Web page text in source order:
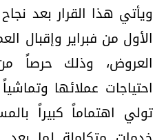
ويأتي هذا القرار بعد
الأول من فبراير وإقبال
العروض، وذلك حرصاً
احتياجات عملائها
تولي اهتماماً كبيراً